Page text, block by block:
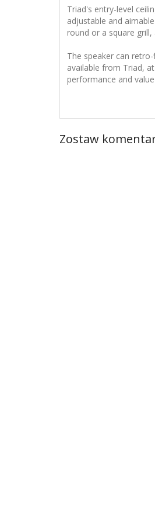
Triad's entry-level
adjustable and
round or a square
The speaker can
available from Triad,
performance and
Zostaw